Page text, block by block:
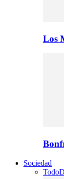
Los
Sociedad
Todo